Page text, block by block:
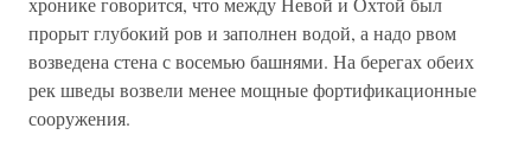
прорыт глубокий ров и заполнен водой, а надо рвом
возведена стена с восемью башнями. На берегах обеих
рек шведы возвели менее мощные фортификационные
сооружения.